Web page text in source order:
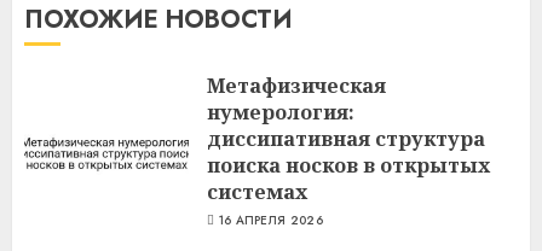
ПОХОЖИЕ НОВОСТИ
Метафизическая
нумерология:
диссипативная структура
поиска носков в открытых
системах
16 АПРЕЛЯ 2026